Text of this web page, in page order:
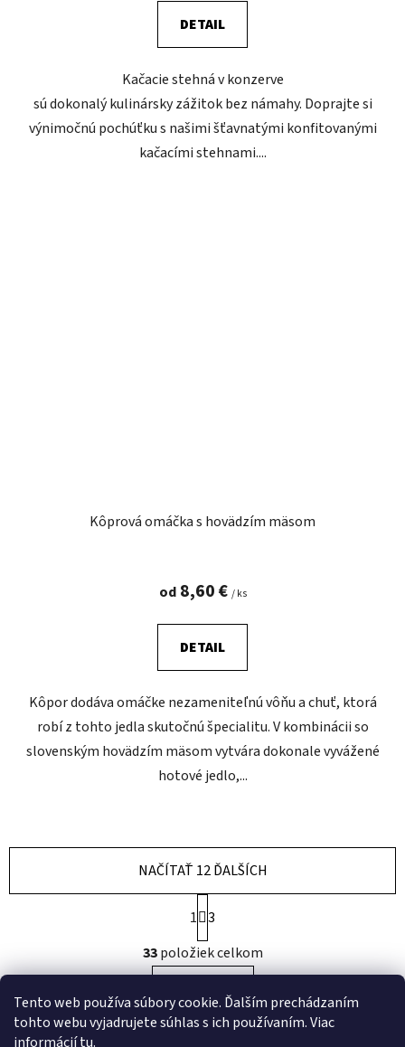
Tento web používa súbory cookie. Ďalším prechádzaním
tohto webu vyjadrujete súhlas s ich používaním. Viac
informáciítu.
DETAIL
Kačacie stehná v konzerve
sú dokonalý kulinársky zážitok bez námahy. Doprajte si
výnimočnú pochúťku s našimi šťavnatými konfitovanými
kačacími stehnami....
Kôprová omáčka s hovädzím mäsom
od8,60 € / ks
DETAIL
Kôpor dodáva omáčke nezameniteľnú vôňu a chuť, ktorá
robí z tohto jedla skutočnú špecialitu. V kombinácii so
slovenským hovädzím mäsom vytvára dokonale vyvážené
hotové jedlo,...
O
v
l
á
d
NAČÍTAŤ 12 ĎALŠÍCH
S
t
r
á
n
o
v
1 3
33položiek celkom